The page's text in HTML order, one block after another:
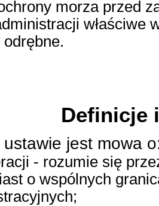
morza przed
właściwe
Definicje
ustawie jest mowa
- rozumie się
o wspólnych